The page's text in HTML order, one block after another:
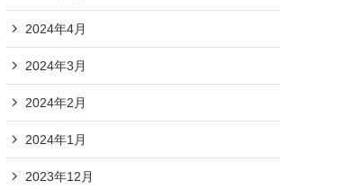
2024年4月
2024年3月
2024年2月
2024年1月
2023年12月